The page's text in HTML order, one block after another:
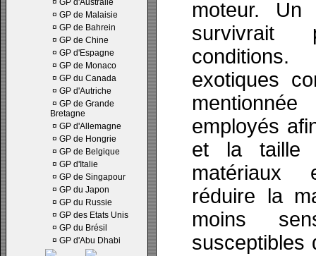
¤ GP d'Australie
¤ GP de Malaisie
¤ GP de Bahrein
¤ GP de Chine
¤ GP d'Espagne
¤ GP de Monaco
¤ GP du Canada
¤ GP d'Autriche
¤ GP de Grande
Bretagne
¤ GP d'Allemagne
¤ GP de Hongrie
¤ GP de Belgique
¤ GP d'Italie
¤ GP de Singapour
¤ GP du Japon
¤ GP du Russie
¤ GP des Etats Unis
¤ GP du Brésil
¤ GP d'Abu Dhabi
moteur. Un
exotiques
employés
et la taille
matériaux
réduire la
moins
susceptibles